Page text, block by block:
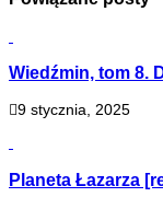
Wiedźmin, tom 8.
9 stycznia, 2025
Planeta Łazarza